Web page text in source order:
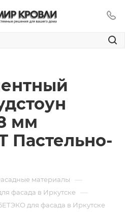
мм
Пастельно-
материалы —
фасада в Иркутске —
для фасада в Иркутске